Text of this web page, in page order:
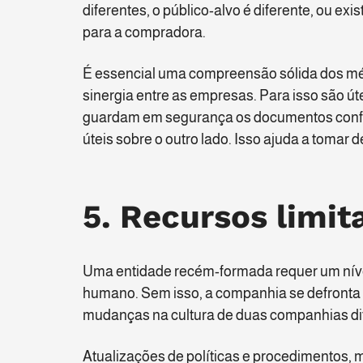
diferentes, o público-alvo é diferente, ou
para a compradora.
É essencial uma compreensão sólida dos
sinergia entre as empresas. Para isso são
guardam em segurança os documentos
úteis sobre o outro lado. Isso ajuda a tomar
5. Recursos
Uma entidade recém-formada requer um
humano. Sem isso, a companhia se
mudanças na cultura de duas companhias
Atualizações de políticas e procedimentos,